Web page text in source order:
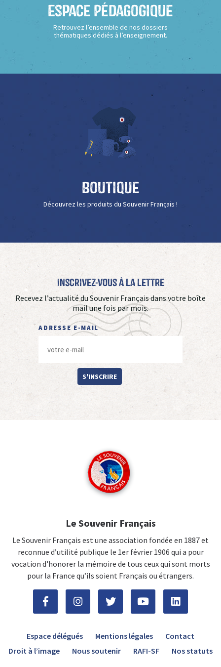
Espace Pédagogique
Retrouvez l’ensemble de nos dossiers
thématiques dédiés à l’enseignement.
Boutique
Découvrez les produits du Souvenir Français !
Inscrivez-vous à La Lettre
Recevez l’actualité du Souvenir Français dans votre boîte
mail une fois par mois.
ADRESSE E-MAIL
S'INSCRIRE
Le Souvenir Français
Le Souvenir Français est une association fondée en 1887 et
reconnue d’utilité publique le 1er février 1906 qui a pour
vocation d'honorer la mémoire de tous ceux qui sont morts
pour la France qu’ils soient Français ou étrangers.
Espace délégués Mentions légales
Contact
Droit à l’image
Nous soutenir RAFI-SF Nos statuts